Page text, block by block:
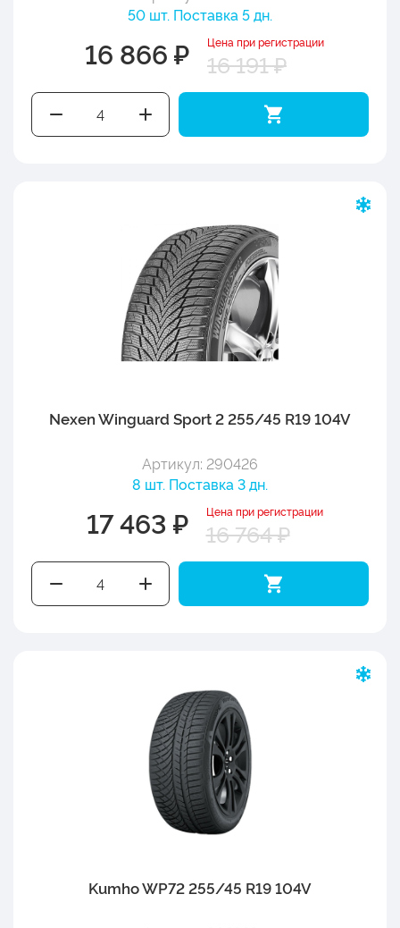
50 шт. Поставка 5 дн.
16 866 ₽ Цена при регистрации
16 191 ₽
Nexen Winguard Sport 2 255/45 R19 104V
Артикул: 290426
8 шт. Поставка 3 дн.
17 463 ₽ Цена при регистрации
16 764 ₽
Kumho WP72 255/45 R19 104V